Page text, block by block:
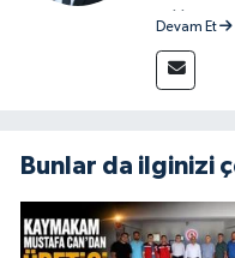
reklam
Devam Et
Bunlar da ilginizi